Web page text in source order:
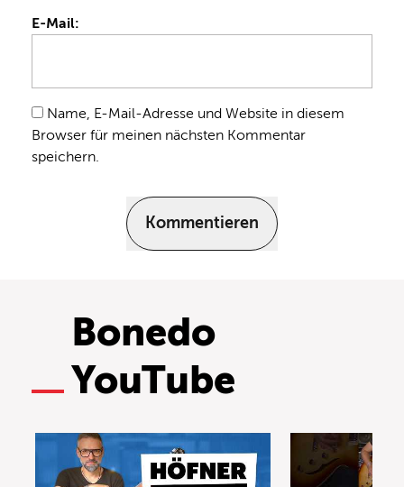
E-Mail:
Name, E-Mail-Adresse und Website in diesem
Browser für meinen nächsten Kommentar
speichern.
Kommentieren
Bonedo
YouTube